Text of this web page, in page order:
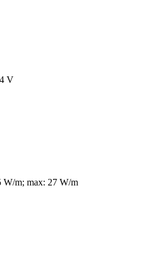
V
W/m; max: 27 W/m